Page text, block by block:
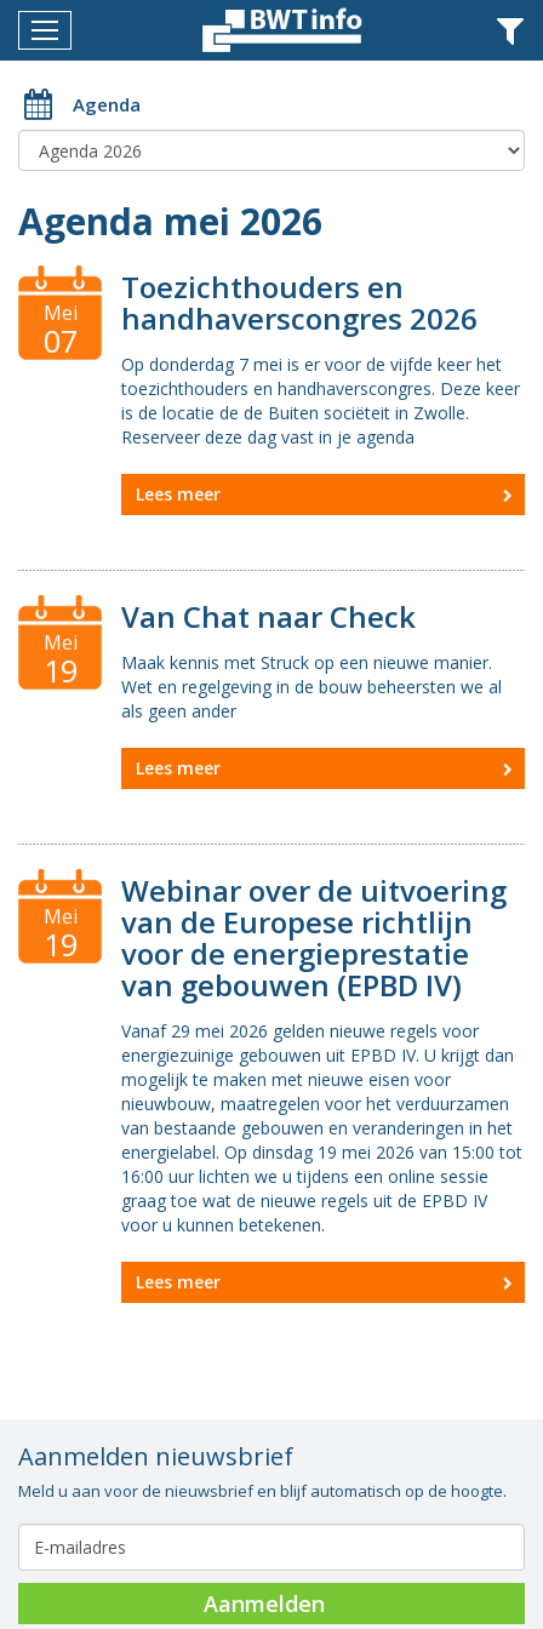
Menu
Home
Nieuws
Documenten
Dossiers
Fotoalbums
Vacatures
Vereniging
BWT
Contact
Agenda
Agenda mei 2026
Mei
07
Toezichthouders en
handhaverscongres 2026
Op donderdag 7 mei is er voor de vijfde keer het
toezichthouders en handhaverscongres. Deze keer
is de locatie de de Buiten sociëteit in Zwolle.
Reserveer deze dag vast in je agenda
Lees meer
Mei
19
Van Chat naar Check
Maak kennis met Struck op een nieuwe manier.
Wet en regelgeving in de bouw beheersten we al
als geen ander
Lees meer
Mei
19
Webinar over de uitvoering
van de Europese richtlijn
voor de energieprestatie
van gebouwen (EPBD IV)
Vanaf 29 mei 2026 gelden nieuwe regels voor
energiezuinige gebouwen uit EPBD IV. U krijgt dan
mogelijk te maken met nieuwe eisen voor
nieuwbouw, maatregelen voor het verduurzamen
van bestaande gebouwen en veranderingen in het
energielabel. Op dinsdag 19 mei 2026 van 15:00 tot
16:00 uur lichten we u tijdens een online sessie
graag toe wat de nieuwe regels uit de EPBD IV
voor u kunnen betekenen.
Lees meer
Aanmelden nieuwsbrief
Meld u aan voor de nieuwsbrief en blijf automatisch op de hoogte.
Aanmelden